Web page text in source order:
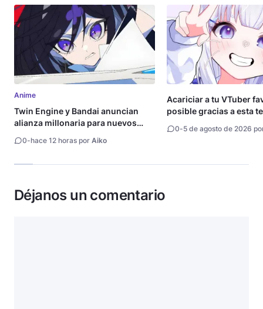
Anime
Twin Engine y Bandai anuncian
alianza millonaria para nuevos
0-hace 12 horas por Aiko
Acariciar a tu VTuber
posible gracias a esta
0-5 de agosto de 2026
Déjanos un comentario